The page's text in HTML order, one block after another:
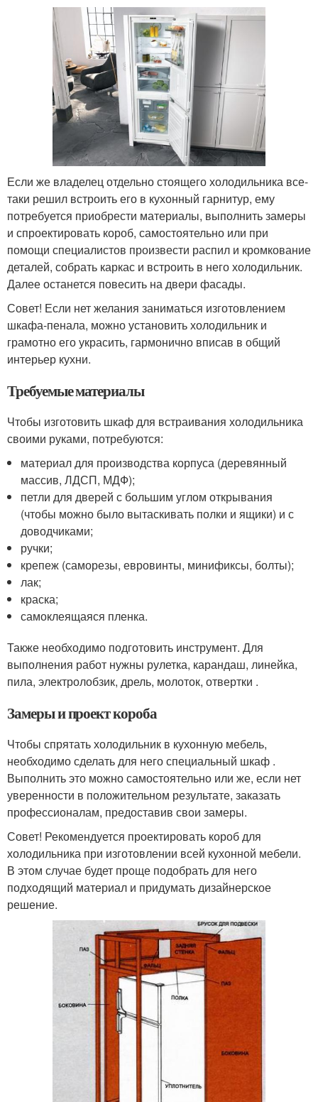
Если же владелец отдельно стоящего холодильника все-
таки решил встроить его в кухонный гарнитур, ему
потребуется приобрести материалы, выполнить замеры
и спроектировать короб, самостоятельно или при
помощи специалистов произвести распил и кромкование
деталей, собрать каркас и встроить в него холодильник.
Далее останется повесить на двери фасады.
Совет! Если нет желания заниматься изготовлением
шкафа-пенала, можно установить холодильник и
грамотно его украсить, гармонично вписав в общий
интерьер кухни.
Требуемые материалы
Чтобы изготовить шкаф для встраивания холодильника
своими руками, потребуются:
материал для производства корпуса (деревянный
массив, ЛДСП, МДФ);
петли для дверей с большим углом открывания
(чтобы можно было вытаскивать полки и ящики) и с
доводчиками;
ручки;
крепеж (саморезы, евровинты, минификсы, болты);
лак;
краска;
самоклеящаяся пленка.
Также необходимо подготовить инструмент. Для
выполнения работ нужны рулетка, карандаш, линейка,
пила, электролобзик, дрель, молоток, отвертки .
Замеры и проект короба
Чтобы спрятать холодильник в кухонную мебель,
необходимо сделать для него специальный шкаф .
Выполнить это можно самостоятельно или же, если нет
уверенности в положительном результате, заказать
профессионалам, предоставив свои замеры.
Совет! Рекомендуется проектировать короб для
холодильника при изготовлении всей кухонной мебели.
В этом случае будет проще подобрать для него
подходящий материал и придумать дизайнерское
решение.